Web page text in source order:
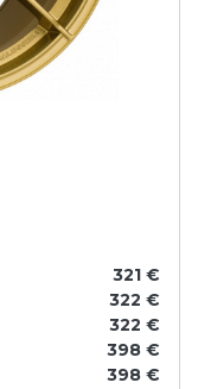
321 €
322 €
322 €
398 €
398 €